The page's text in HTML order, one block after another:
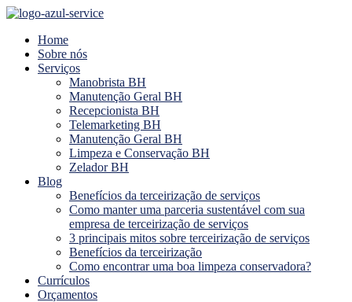
Menu
Home
Sobre nós
Serviços
Manobrista BH
Manutenção Geral BH
Recepcionista BH
Telemarketing BH
Manutenção Geral BH
Limpeza e Conservação BH
Zelador BH
Blog
Benefícios da terceirização de serviços
Como manter uma parceria sustentável com sua
empresa de terceirização de serviços
3 principais mitos sobre terceirização de serviços
Benefícios da terceirização
Como encontrar uma boa limpeza conservadora?
Currículos
Orçamentos